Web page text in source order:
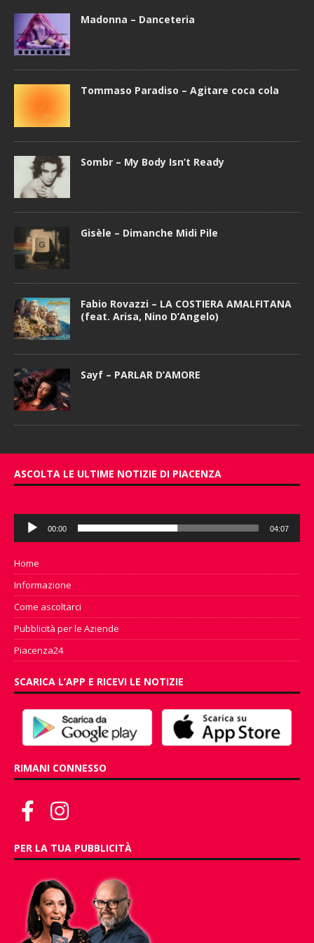
Madonna – Danceteria
Tommaso Paradiso – Agitare coca cola
Sombr – My Body Isn’t Ready
Gisèle – Dimanche Midi Pile
Fabio Rovazzi – LA COSTIERA AMALFITANA
(feat. Arisa, Nino D’Angelo)
Sayf – PARLAR D’AMORE
ASCOLTA LE ULTIME NOTIZIE DI PIACENZA
Audio
Player
00:00 04:07
Home
Informazione
Come ascoltarci
Pubblicità per le Aziende
Piacenza24
SCARICA L’APP E RICEVI LE NOTIZIE
RIMANI CONNESSO
PER LA TUA PUBBLICITÀ